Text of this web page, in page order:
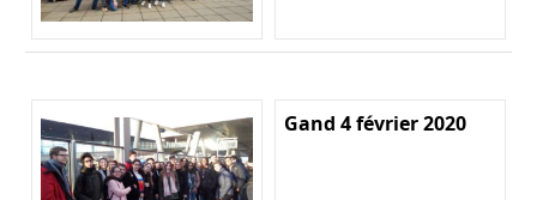
Gand 4 février 2020